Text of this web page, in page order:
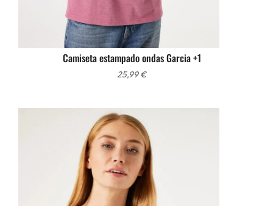
Camiseta estampado ondas Garcia +1
25,99€